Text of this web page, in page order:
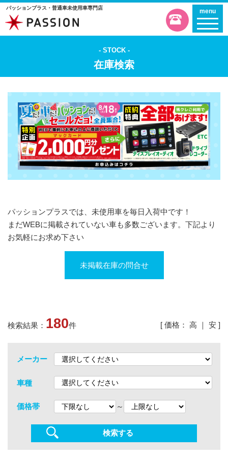
パッションプラス・普通車未使用車専門店 menu
STOCK
在庫検索
パッションプラスでは、未使用車を毎日入荷中です！
まだWEBに掲載されていない車も多数ございます。下記より
お気軽にお求め下さい
未掲載在庫の問合せ
検索結果： 180件 [ 価格： 高 ｜ 安 ]
メーカー
車種
価格帯 ～